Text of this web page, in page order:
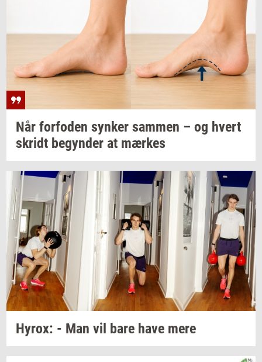
Når for­fo­den syn­ker sam­men – og hvert
skridt be­gyn­der at mær­kes
Hyrox: - Man vil bare have mere